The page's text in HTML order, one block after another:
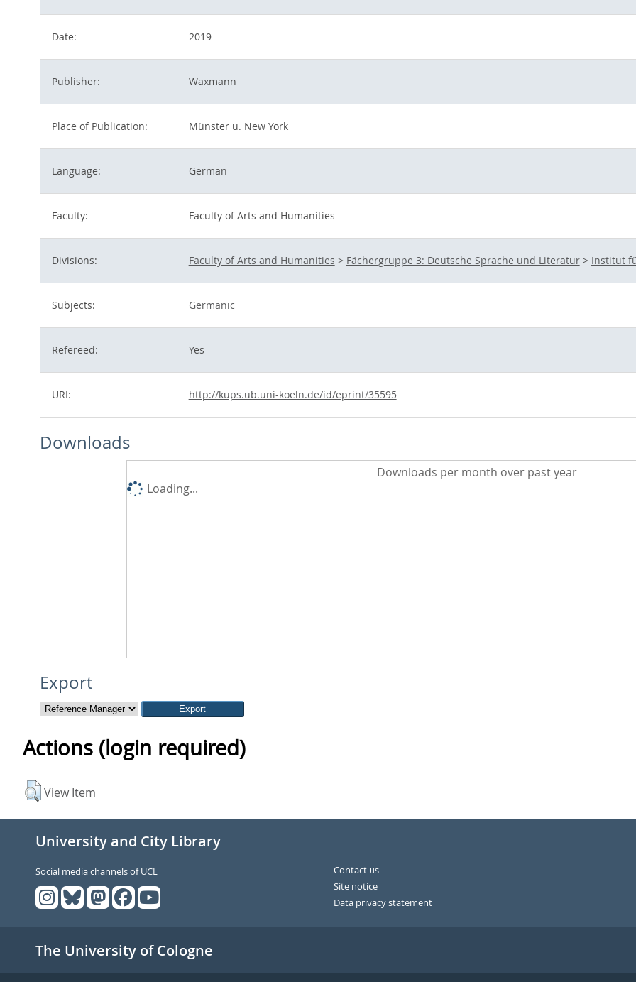
Date: 2019
Publisher: Waxmann
Place of Publication: Münster u. New York
Language: German
Faculty: Faculty of Arts and Humanities
Divisions: Faculty of Arts and Humanities > Fächergruppe 3: Deutsche Sprache und Literatur> Institut
Subjects: Germanic
Refereed: Yes
URI: http://kups.ub.uni-koeln.de/id/eprint/35595
Downloads
Downloads per month over past year
Loading...
Export
Actions (login required)
View Item
University and City Library
Social media channels of UCL
Contact us
Site notice
Data privacy statement
The University of Cologne